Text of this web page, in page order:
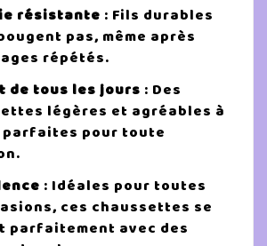
résistante : Fils durables
pas, même après
répétés.
de tous les jours : Des
légères et agréables à
pour toute
: Idéales pour toutes
ces chaussettes se
parfaitement avec des